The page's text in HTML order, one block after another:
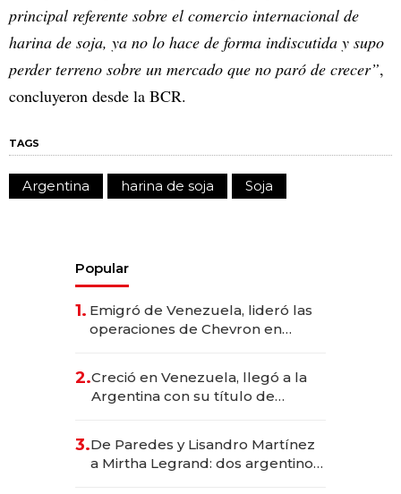
principal referente sobre el comercio internacional de
harina de soja, ya no lo hace de forma indiscutida y supo
perder terreno sobre un mercado que no paró de crecer”,
concluyeron desde la BCR.
TAGS
Argentina harina de soja Soja
Popular
1. Emigró de Venezuela, lideró las
operaciones de Chevron en
2.Creció en Venezuela, llegó a la
Argentina con su título de
las marcas "fast premium"
3.De Paredes y Lisandro Martínez
a Mirtha Legrand: dos argentinos